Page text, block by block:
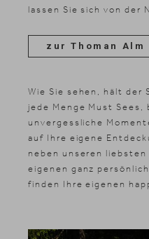
lassen Sie sich von der
zur Thoman Alm
Wie Sie sehen, hält der
jede Menge Must Sees,
unvergessliche
auf Ihre eigene
neben unseren
eigenen ganz
finden Ihre eigenen